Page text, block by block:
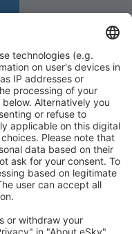
gemakkelijk uw